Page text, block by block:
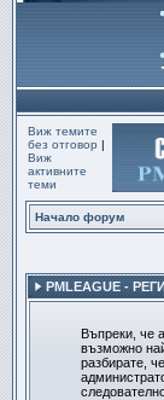
Виж темите
без отговор |
Виж
активните
теми
Начало форум
PMLEAGUE -
Въпреки, че
възможно
разбирате,